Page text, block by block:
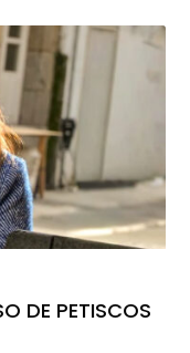
DE PETISCOS